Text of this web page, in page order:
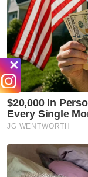
Zahnita Wilson
Gaza
Selebriti